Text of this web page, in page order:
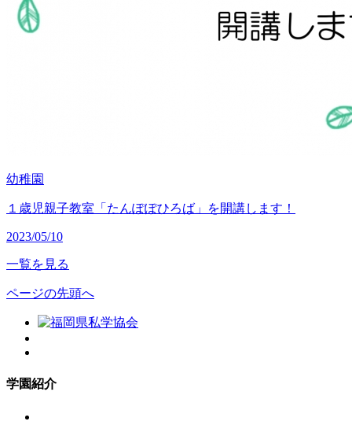
幼稚園
１歳児親子教室「たんぽぽひろば」を開講します！
2023/05/10
一覧を見る
ページの先頭へ
学園紹介